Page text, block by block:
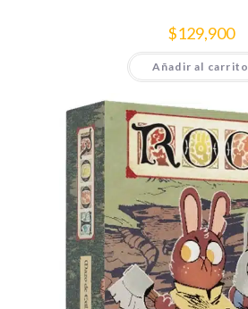
$129,900
Añadir al carrito